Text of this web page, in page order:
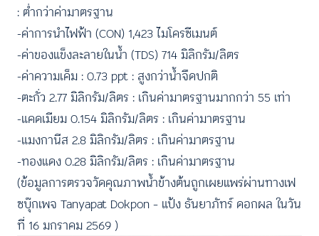
: ต่ำกว่าค่ามาตรฐาน
-ค่าการนำไฟฟ้า (CON) 1,423 ไมโครซีเมนต์
-ค่าของแข็งละลายในน้ำ (TDS) 714 มิลิกรัม/ลิตร
-ค่าความเค็ม : 0.73 ppt : สูงกว่าน้ำจืดปกติ
-ตะกั่ว 2.77 มิลิกรัม/ลิตร : เกินค่ามาตรฐานมากกว่า 55 เท่า
-แคดเมียม 0.154 มิลิกรัม/ลิตร : เกินค่ามาตรฐาน
-แมงกานีส 2.8 มิลิกรัม/ลิตร : เกินค่ามาตรฐาน
-ทองแดง 0.28 มิลิกรัม/ลิตร : เกินค่ามาตรฐาน
(ข้อมูลการตรวจวัดคุณภาพน้ำข้างต้นถูกเผยแพร่ผ่านทางเฟ
ซบุ๊กเพจ Tanyapat Dokpon – แป้ง ธันยาภัทร์ ดอกผล ในวัน
ที่ 16 มกราคม 2569 )